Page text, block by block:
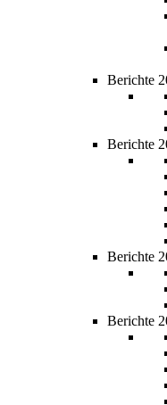
Berichte
Berichte
Berichte
Berichte